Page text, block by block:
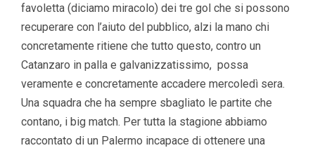
favoletta (diciamo miracolo) dei tre gol che si possono
recuperare con l’aiuto del pubblico, alzi la mano chi
concretamente ritiene che tutto questo, contro un
Catanzaro in palla e galvanizzatissimo, possa
veramente e concretamente accadere mercoledì sera.
Una squadra che ha sempre sbagliato le partite che
contano, i big match. Per tutta la stagione abbiamo
raccontato di un Palermo incapace di ottenere una